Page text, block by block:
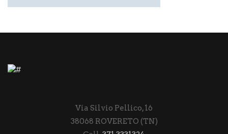
Via Silvio Pellico, 16
38068 ROVERETO (TN)